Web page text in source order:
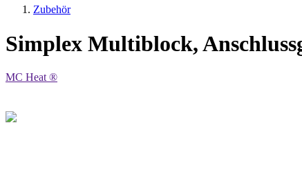
Zubehör
Simplex Multiblock,
MC Heat ®